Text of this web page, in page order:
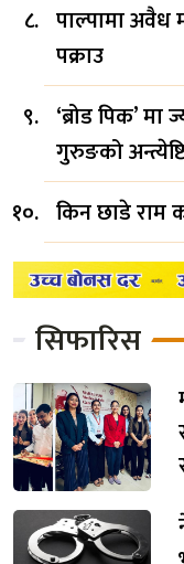
पाल्पामा अवैध
पक्राउ
‘ब्रोड पिक’ मा
गुरुङको
किन छाडे राम
सिफारिस